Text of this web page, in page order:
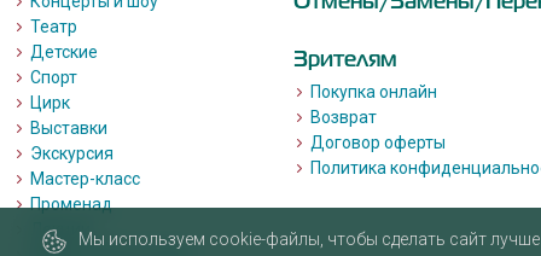
Театр
Детские
Спорт
Цирк
Выставки
Экскурсия
Мастер-класс
Променад
Лекции
Зрителям
Покупка онлайн
Возврат
Договор оферты
Политика
Мы используем cookie-файлы, чтобы сделать сайт лучше